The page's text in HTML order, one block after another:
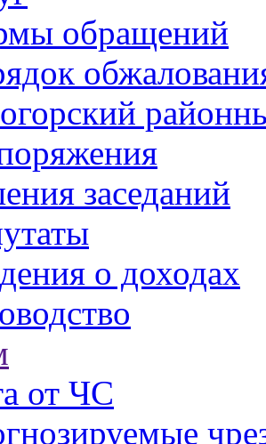
обращений
заседаний
о доходах
от ЧС